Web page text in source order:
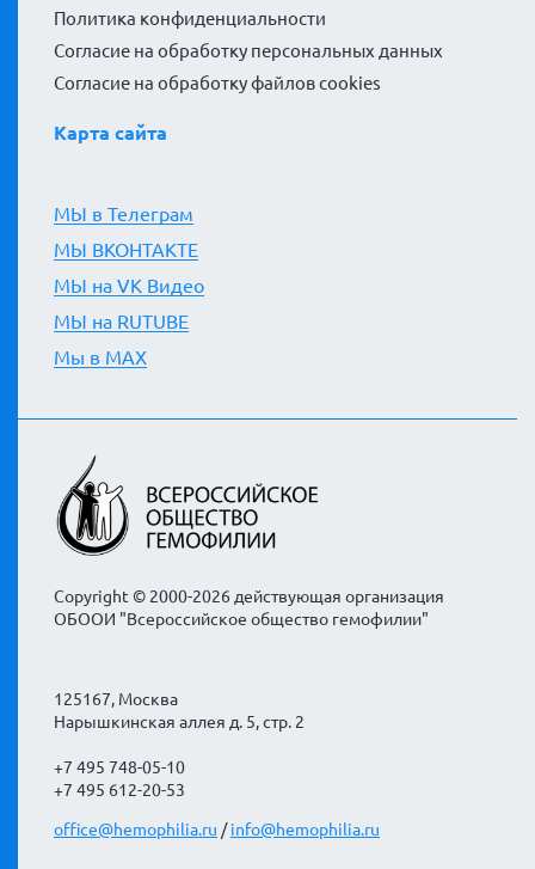
Политика конфиденциальности
Согласие на обработку персональных данных
Согласие на обработку файлов cookies
Карта сайта
МЫ в Телеграм
МЫ ВКОНТАКТЕ
МЫ на VK Видео
МЫ на RUTUBE
Мы в MAX
Copyright © 2000-2026 действующая организация
ОБООИ "Всероссийское общество гемофилии"
125167, Москва
Нарышкинская аллея д. 5, стр. 2
+7 495 748-05-10
+7 495 612-20-53
office@hemophilia.ru /info@hemophilia.ru